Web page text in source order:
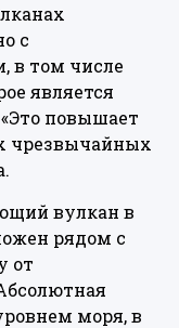
с
в том числе
является
повышает
чрезвычайных
вулкан в
рядом с
от
моря, в